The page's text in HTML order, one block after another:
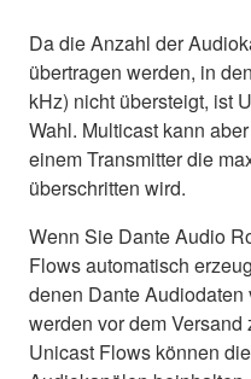
Da die Anzahl der
übertragen werden, in
kHz) nicht übersteigt, ist
Wahl. Multicast kann
einem Transmitter die
überschritten wird.
Wenn Sie Dante Audio
Flows automatisch
denen Dante
werden vor dem
Unicast Flows können